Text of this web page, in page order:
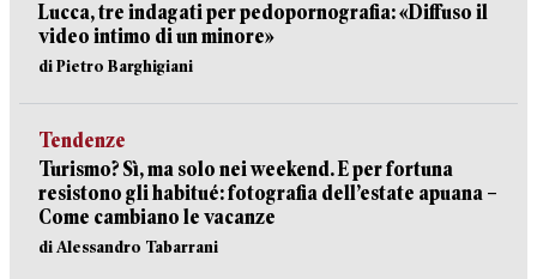
Lucca, tre indagati per pedopornografia: «Diffuso il
video intimo di un minore»
di Pietro Barghigiani
Tendenze
Turismo? Sì, ma solo nei weekend. E per fortuna
resistono gli habitué: fotografia dell’estate apuana –
Come cambiano le vacanze
di Alessandro Tabarrani